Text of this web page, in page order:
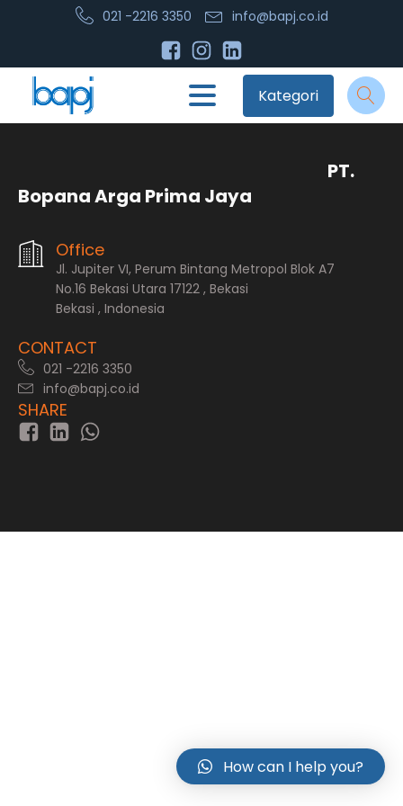
021 -2216 3350 info@bapj.co.id
Kategori
PT.
Bopana Arga Prima Jaya
Office
Jl. Jupiter VI, Perum Bintang Metropol Blok A7
No.16 Bekasi Utara 17122 , Bekasi
Bekasi , Indonesia
CONTACT
021 -2216 3350
info@bapj.co.id
SHARE
How can I help you?